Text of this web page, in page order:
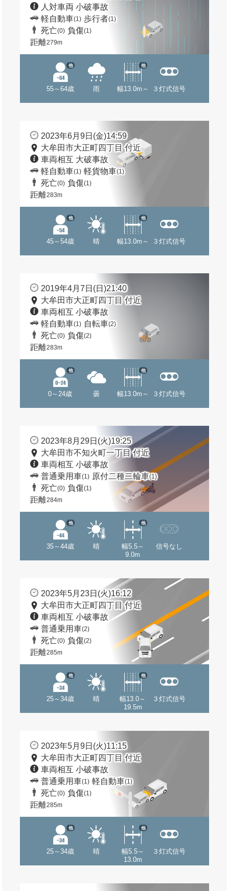
人対車両 小破事故
軽自動車(1) 歩行者(1)
死亡(0) 負傷(1)
距離279m
55～64歳
他
雨 幅13.0m～
他
３灯式信号
2023年6月9日(金)14:59
大牟田市大正町四丁目 付近
車両相互 大破事故
軽自動車(1) 軽貨物車(1)
死亡(0) 負傷(1)
距離283m
45～54歳
他
晴 幅13.0m～
他
３灯式信号
2019年4月7日(日)21:40
大牟田市大正町四丁目 付近
車両相互 小破事故
軽自動車(1) 自転車(2)
死亡(0) 負傷(2)
距離283m
0～24歳
他
曇 幅13.0m～
他
３灯式信号
2023年8月29日(火)19:25
大牟田市不知火町一丁目 付近
車両相互 小破事故
普通乗用車(1) 原付二種二輪車(1)
死亡(0) 負傷(1)
距離284m
35～44歳
他
晴
幅5.5～
9.0m
他
信号なし
2023年5月23日(火)16:12
大牟田市大正町四丁目 付近
車両相互 小破事故
普通乗用車(2)
死亡(0) 負傷(2)
距離285m
25～34歳
他
晴
幅13.0～
19.5m
他
３灯式信号
2023年5月9日(火)11:15
大牟田市大正町四丁目 付近
車両相互 小破事故
普通乗用車(1) 軽自動車(1)
死亡(0) 負傷(1)
距離285m
25～34歳
他
晴
幅5.5～
13.0m
他
３灯式信号